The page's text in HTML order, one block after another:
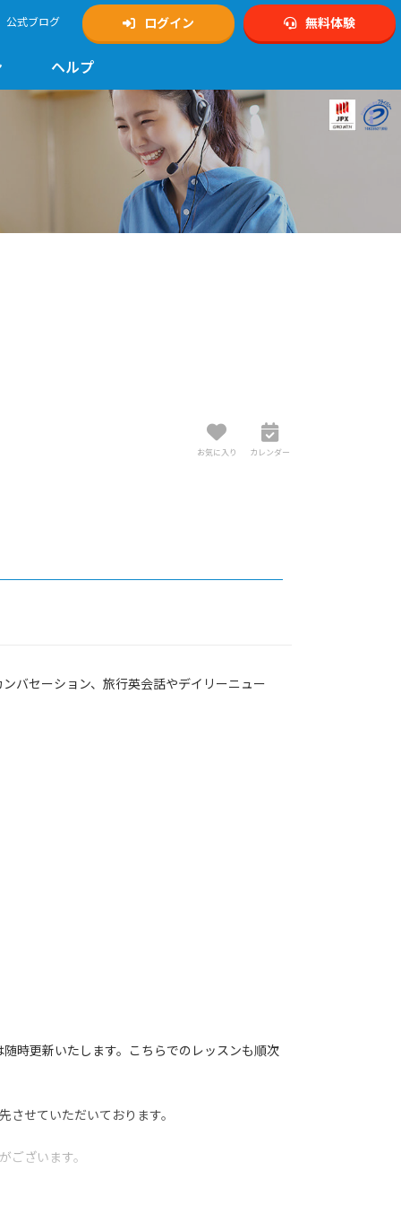
公式ブログ ログイン 無料体験
ヘルプ
お気に入り カレンダー
バセーション、旅行英会話やデイリーニュー
時更新いたします。こちらでのレッスンも順次
せていただいております。
ざいます。